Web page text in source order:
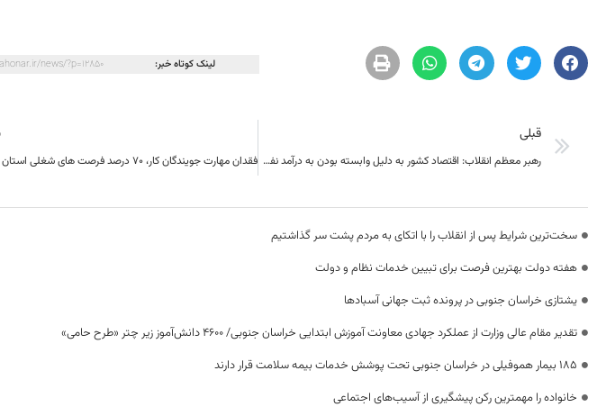
لینک کوتاه خبر: news/?p=12850
قبلی
رهبر معظم انقلاب: اقتصاد کشور به دلیل وابسته بودن به درآمد نفت، ناامن است/ قدرت دفاعی کشور قابل مذاکره و چانه‌زنی نیست؛
سخت‌ترین شرایط پس از انقلاب را با اتکای به مردم پشت سر گذاشتیم
هفته دولت بهترین فرصت برای تبیین خدمات نظام و دولت
یشتازی خراسان جنوبی در پرونده ثبت جهانی آسبادها
تقدیر مقام عالی وزارت از عملکرد جهادی معاونت آموزش ابتدایی خراسان جنوبی/ ۴۶۰۰ دانش‌آموز زیر چتر «طرح حامی»
۱۸۵ بیمار هموفیلی در خراسان جنوبی تحت پوشش خدمات بیمه سلامت قرار دارند
خانواده را مهمترین رکن پیشگیری از آسیب‌های اجتماعی